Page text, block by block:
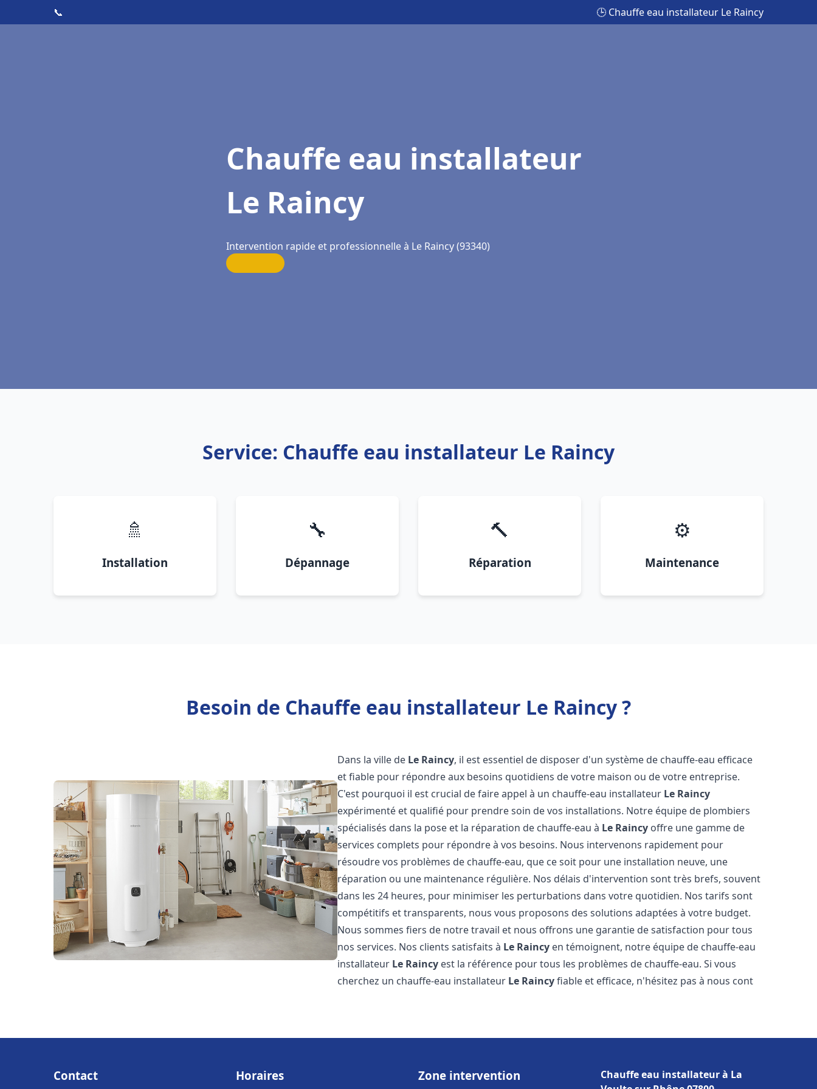
📞 🕒 Chauffe eau installateur Le Raincy
Chauffe eau installateur
Le Raincy
Intervention rapide et professionnelle à Le Raincy (93340)
Service: Chauffe eau installateur Le Raincy
🚿
Installation
🔧
Dépannage
🔨
Réparation
⚙️
Maintenance
Besoin de Chauffe eau installateur Le Raincy ?
Dans la ville de Le Raincy, il est essentiel de disposer d'un système de chauffe-eau efficace
et fiable pour répondre aux besoins quotidiens de votre maison ou de votre entreprise.
C'est pourquoi il est crucial de faire appel à un chauffe-eau installateur Le Raincy
expérimenté et qualifié pour prendre soin de vos installations. Notre équipe de plombiers
spécialisés dans la pose et la réparation de chauffe-eau à Le Raincy offre une gamme de
services complets pour répondre à vos besoins. Nous intervenons rapidement pour
résoudre vos problèmes de chauffe-eau, que ce soit pour une installation neuve, une
réparation ou une maintenance régulière. Nos délais d'intervention sont très brefs, souvent
dans les 24 heures, pour minimiser les perturbations dans votre quotidien. Nos tarifs sont
compétitifs et transparents, nous vous proposons des solutions adaptées à votre budget.
Nous sommes fiers de notre travail et nous offrons une garantie de satisfaction pour tous
nos services. Nos clients satisfaits à Le Raincy en témoignent, notre équipe de chauffe-eau
installateur Le Raincy est la référence pour tous les problèmes de chauffe-eau. Si vous
cherchez un chauffe-eau installateur Le Raincyfiable et efficace, n'hésitez pas à nous cont
Contact Horaires Zone intervention
Chauffe eau installateur à La